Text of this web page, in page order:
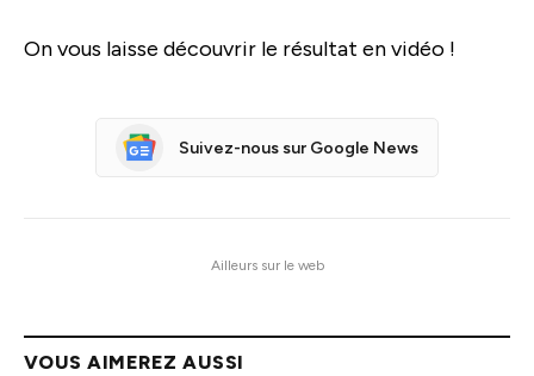
On vous laisse découvrir le résultat en vidéo !
Suivez-nous sur Google News
Ailleurs sur le web
VOUS AIMEREZ AUSSI